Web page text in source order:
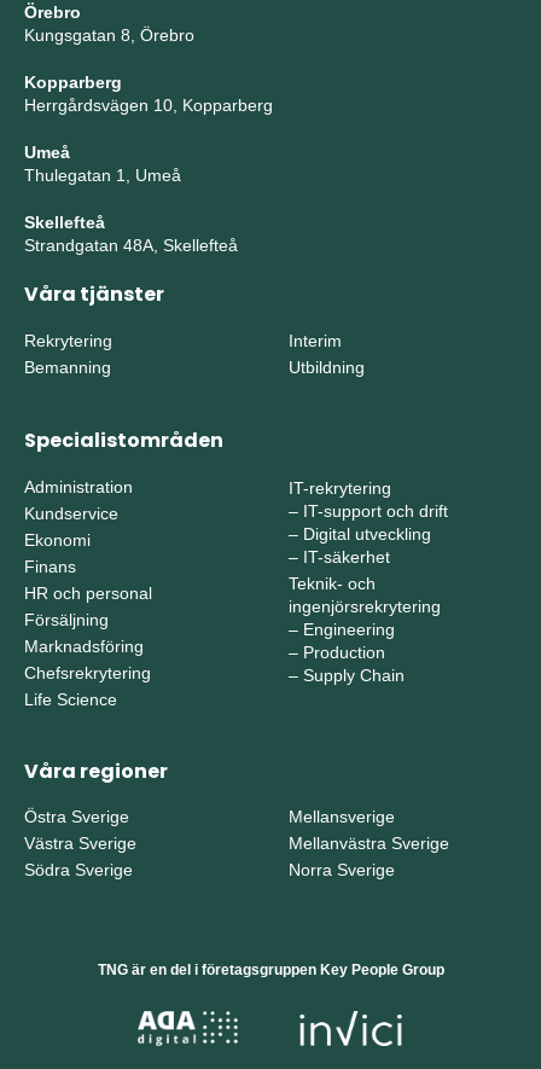
Örebro
Kungsgatan 8, Örebro
Kopparberg
Herrgårdsvägen 10, Kopparberg
Umeå
Thulegatan 1, Umeå
Skellefteå
Strandgatan 48A, Skellefteå
Våra tjänster
Rekrytering
Bemanning
Interim
Utbildning
Specialistområden
Administration
Kundservice
Ekonomi
Finans
HR och personal
Försäljning
Marknadsföring
Chefsrekrytering
Life Science
IT-rekrytering
– IT-support och drift
– Digital utveckling
– IT-säkerhet
Teknik- och
ingenjörsrekrytering
– Engineering
– Production
– Supply Chain
Våra regioner
Östra Sverige
Västra Sverige
Södra Sverige
Mellansverige
Mellanvästra Sverige
Norra Sverige
TNG är en del i företagsgruppen Key People Group